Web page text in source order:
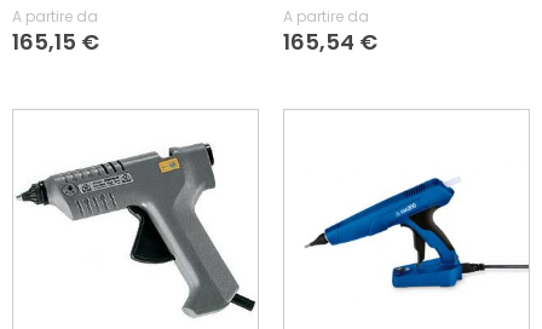
A partire da
165,15 €
A partire da
165,54 €